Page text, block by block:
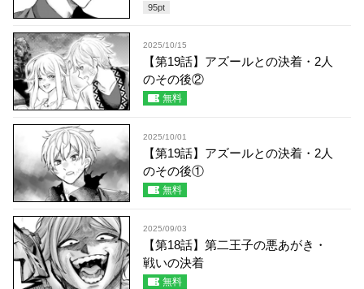
95pt
2025/10/15
【第19話】アズールとの決着・2人
のその後②
無料
2025/10/01
【第19話】アズールとの決着・2人
のその後①
無料
2025/09/03
【第18話】第二王子の悪あがき・
戦いの決着
無料